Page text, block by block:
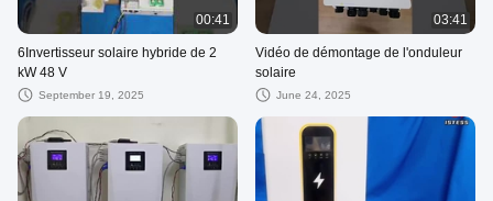
00:41
6Invertisseur solaire hybride de 2
kW 48 V
September 19, 2025
03:41
Vidéo de démontage de l'onduleur
solaire
June 24, 2025